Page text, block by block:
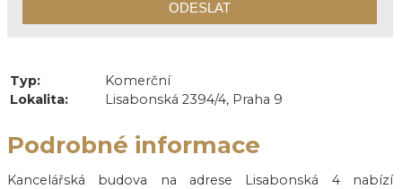
Typ:
Komerční
Lokalita:
Lisabonská 2394/4, Praha 9
Podrobné informace
Kancelářská budova na adrese Lisabonská 4 nabízí